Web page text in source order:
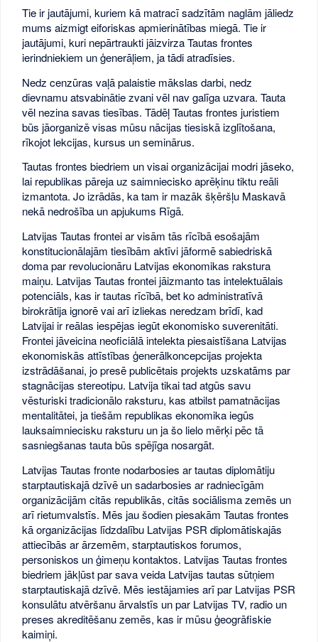
Tie ir jautājumi, kuriem kā matracī sadzītām naglām jāliedz
mums aizmigt eiforiskas apmierinātības miegā. Tie ir
jautājumi, kuri nepārtraukti jāizvirza Tautas frontes
ierindniekiem un ģenerāļiem, ja tādi atradīsies.
Nedz cenzūras vaļā palaistie mākslas darbi, nedz
dievnamu atsvabinātie zvani vēl nav galīga uzvara. Tauta
vēl nezina savas tiesības. Tādēļ Tautas frontes juristiem
būs jāorganizē visas mūsu nācijas tiesiskā izglītošana,
rīkojot lekcijas, kursus un seminārus.
Tautas frontes biedriem un visai organizācijai modri jāseko,
lai republikas pāreja uz saimniecisko aprēķinu tiktu reāli
izmantota. Jo izrādās, ka tam ir mazāk šķēršļu Maskavā
nekā nedrošība un apjukums Rīgā.
Latvijas Tautas frontei ar visām tās rīcībā esošajām
konstitucionālajām tiesībām aktīvi jāformē sabiedriskā
doma par revolucionāru Latvijas ekonomikas rakstura
maiņu. Latvijas Tautas frontei jāizmanto tas intelektuālais
potenciāls, kas ir tautas rīcībā, bet ko administratīvā
birokrātija ignorē vai arī izliekas neredzam brīdī, kad
Latvijai ir reālas iespējas iegūt ekonomisko suverenitāti.
Frontei jāveicina neoficiālā intelekta piesaistīšana Latvijas
ekonomiskās attīstības ģenerālkoncepcijas projekta
izstrādāšanai, jo presē publicētais projekts uzskatāms par
stagnācijas stereotipu. Latvija tikai tad atgūs savu
vēsturiski tradicionālo raksturu, kas atbilst pamatnācijas
mentalitātei, ja tiešām republikas ekonomika iegūs
lauksaimniecisku raksturu un ja šo lielo mērķi pēc tā
sasniegšanas tauta būs spējīga nosargāt.
Latvijas Tautas fronte nodarbosies ar tautas diplomātiju
starptautiskajā dzīvē un sadarbosies ar radniecīgām
organizācijām citās republikās, citās sociālisma zemēs un
arī rietumvalstīs. Mēs jau šodien piesakām Tautas frontes
kā organizācijas līdzdalību Latvijas PSR diplomātiskajās
attiecībās ar ārzemēm, starptautiskos forumos,
personiskos un ģimeņu kontaktos. Latvijas Tautas frontes
biedriem jākļūst par sava veida Latvijas tautas sūtņiem
starptautiskajā dzīvē. Mēs iestājamies arī par Latvijas PSR
konsulātu atvēršanu ārvalstīs un par Latvijas TV, radio un
preses akreditēšanu zemēs, kas ir mūsu ģeogrāfiskie
kaimiņi.